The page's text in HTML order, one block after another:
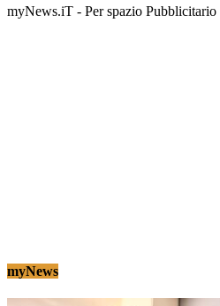
myNews.iT - Per spazio
myNews